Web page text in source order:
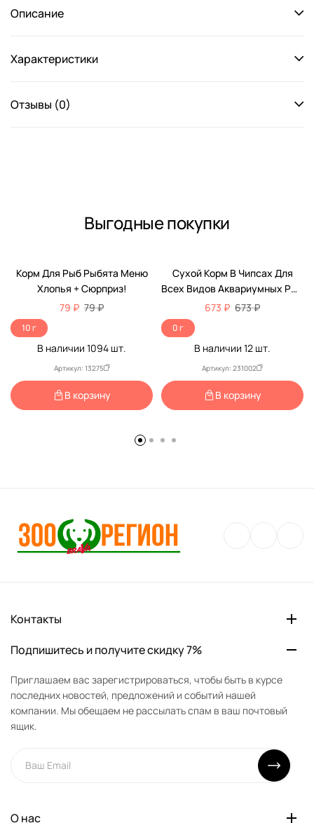
Описание
Характеристики
Отзывы (0)
Выгодные покупки
Корм Для Рыб Рыбята Меню
Хлопья + Сюрприз!
79 ₽ 79 ₽
10 г
В наличии 1094 шт.
Артикул: 13275
В корзину
Сухой Корм В Чипсах Для
Всех Видов Аквариумных Рыб
Tetra (Тетра) PRO Energy Для
Дополнительной Энергии И
Повышения Жизненных Сил
Баночка 300мл (250мл + 20%
БОНУС)
673 ₽ 673 ₽
0 г
В наличии 12 шт.
Артикул: 231002
В корзину
Контакты
Подпишитесь и получите скидку 7%
Приглашаем вас зарегистрироваться, чтобы быть в курсе
последних новостей, предложений и событий нашей
компании. Мы обещаем не рассылать спам в ваш почтовый
ящик.
О нас